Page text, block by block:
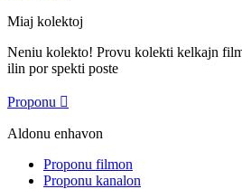
Miaj kolektoj
Neniu kolekto! Provu kolekti kelkajn
ilin por spekti poste
Proponu 
Aldonu enhavon
Proponu filmon
Proponu kanalon